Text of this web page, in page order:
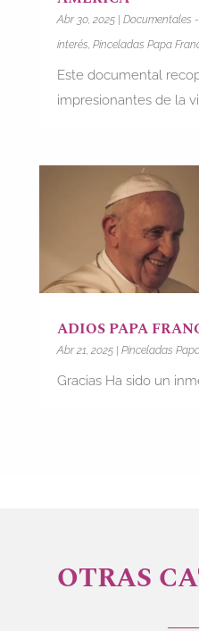
Abr 30, 2025| Documentales
interés Pinceladas Papa
Este documental
impresionantes de la
ADIOS PAPA
Abr 21, 2025| Pinceladas
Gracias Ha sido un
OTRAS